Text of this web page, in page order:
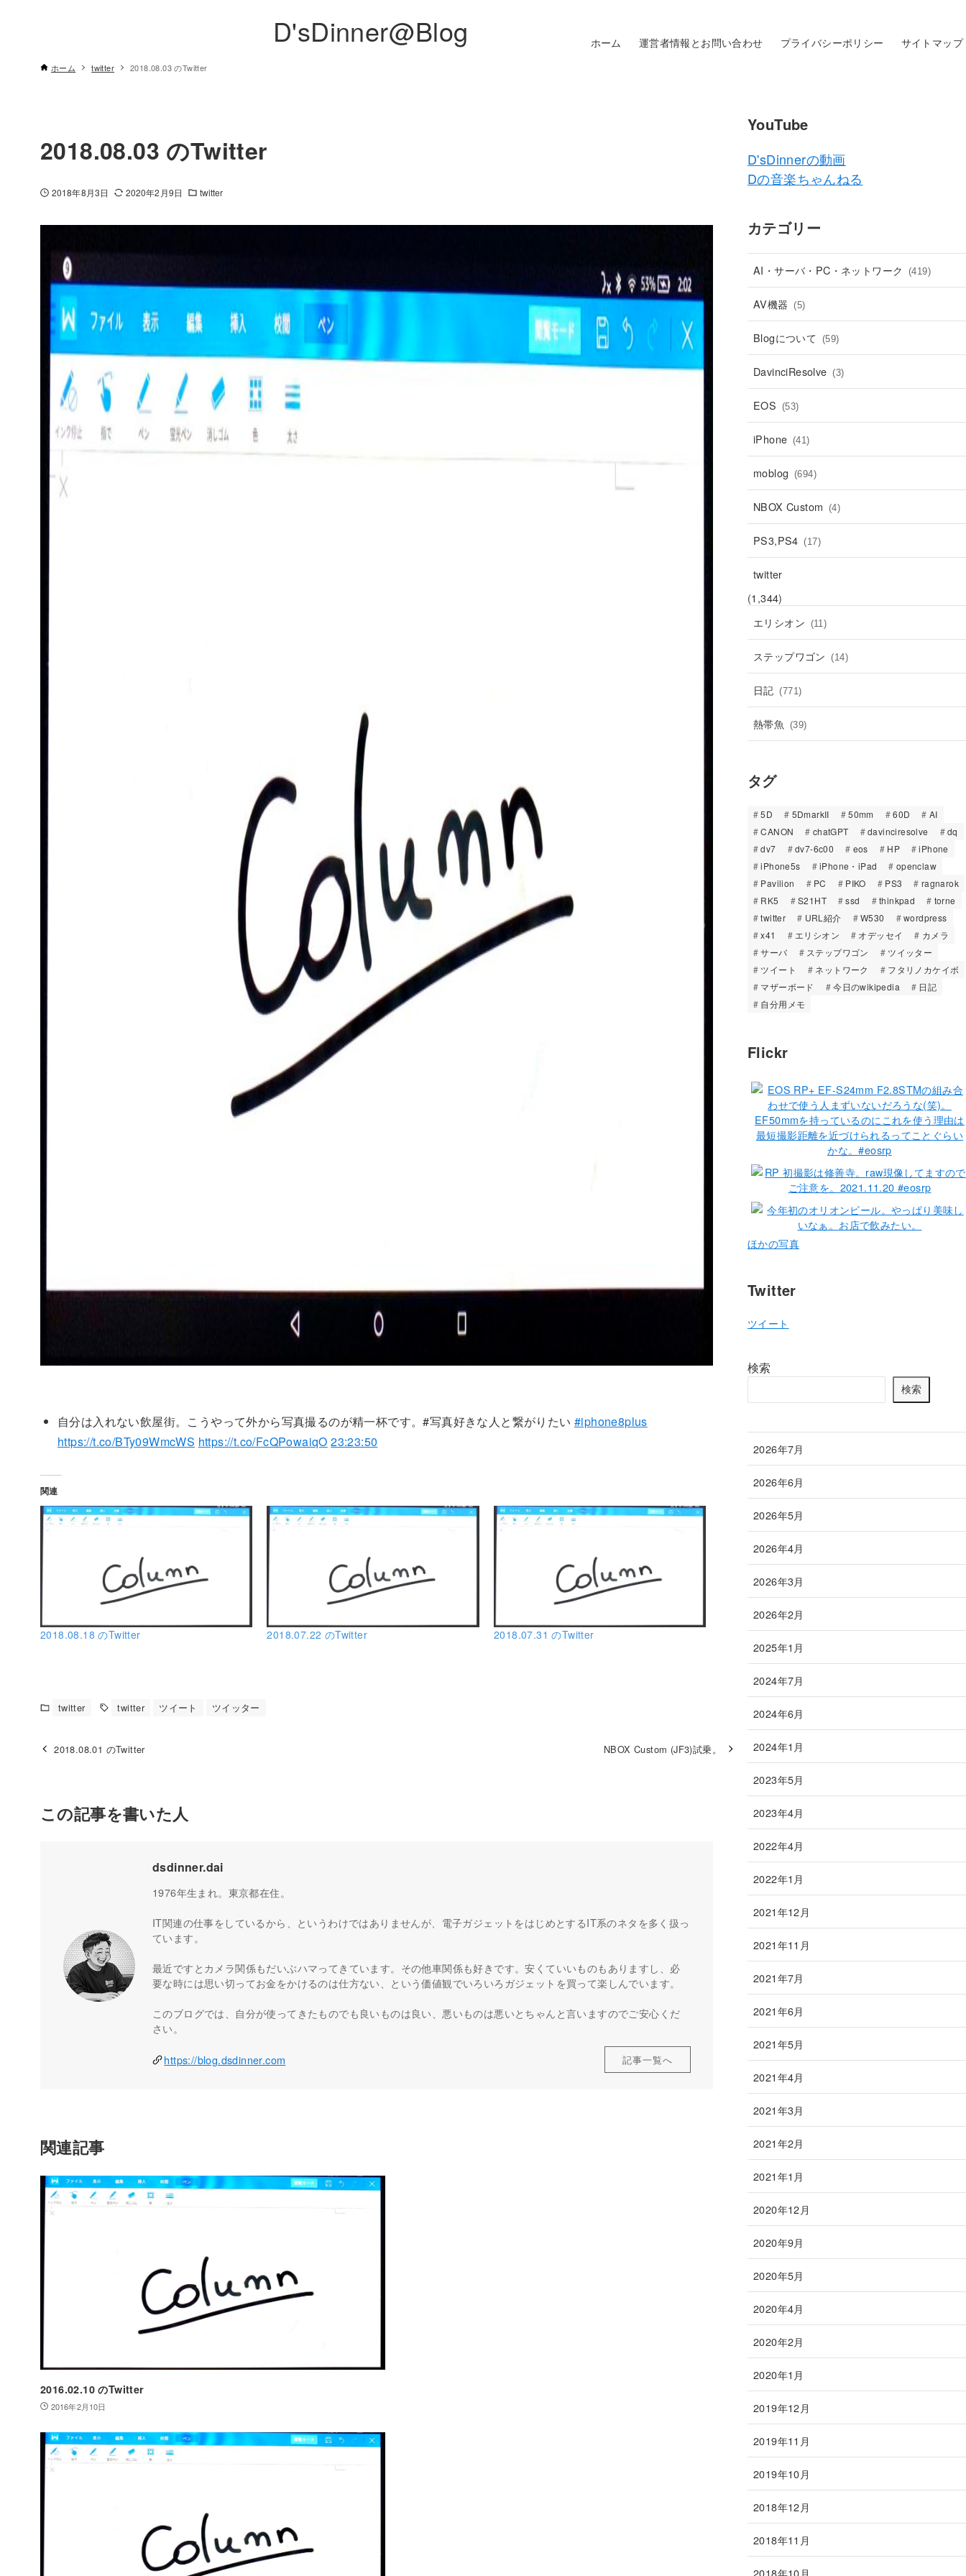
D'sDinner@Blog ホーム 運営者情報とお問い合わせ プライバシーポリシー サイトマップ
ホーム twitter 2018.08.03 のTwitter
2018.08.03 のTwitter
2018年8月3日 2020年2月9日 twitter
自分は入れない飲屋街。こうやって外から写真撮るのが精一杯です。#写真好きな人と繋がりたい#iphone8plus
https://t.co/BTy09WmcWS https://t.co/FcQPowaiqO 23:23:50
関連
2018.08.18 のTwitter 2018.07.22 のTwitter 2018.07.31 のTwitter
twitter twitter ツイート ツイッター
2018.08.01 のTwitter NBOX Custom (JF3)試乗。
この記事を書いた人
dsdinner.dai
1976年生まれ。東京都在住。
IT関連の仕事をしているから、というわけではありませんが、電子ガジェットをはじめとするIT系のネタを多く扱っ
ています。
最近ですとカメラ関係もだいぶハマってきています。その他車関係も好きです。安くていいものもありますし、必
要な時には思い切ってお金をかけるのは仕方ない、という価値観でいろいろガジェットを買って楽しんでいます。
このブログでは、自分が使ってきたものでも良いものは良い、悪いものは悪いとちゃんと言いますのでご安心くだ
さい。
https://blog.dsdinner.com 記事一覧へ
関連記事
2016.02.10 のTwitter
2016年2月10日
YouTube
D'sDinnerの動画
Dの音楽ちゃんねる
カテゴリー
AI・サーバ・PC・ネットワーク (419)
AV機器 (5)
Blogについて (59)
DavinciResolve (3)
EOS (53)
iPhone (41)
moblog (694)
NBOX Custom (4)
PS3,PS4 (17)
twitter
(1,344)
エリシオン (11)
ステップワゴン (14)
日記 (771)
熱帯魚 (39)
タグ
5D 5DmarkII 50mm 60D
AI
CANON
chatGPT davinciresolve
dq
dv7
dv7-6c00 eos HP
iPhone
iPhone5s
iPhone・iPad
openclaw
Pavilion
PC PIKO PS3
ragnarok
RK5
S21HT ssd thinkpad
torne
twitter
URL紹介 W530
wordpress
x41
エリシオン オデッセイ
カメラ
サーバ
ステップワゴン
ツイッター
ツイート
ネットワーク
フタリノカケイボ
マザーボード
今日のwikipedia
日記
自分用メモ
Flickr
ほかの写真
Twitter
ツイート
検索
検索
2026年7月
2026年6月
2026年5月
2026年4月
2026年3月
2026年2月
2025年1月
2024年7月
2024年6月
2024年1月
2023年5月
2023年4月
2022年4月
2022年1月
2021年12月
2021年11月
2021年7月
2021年6月
2021年5月
2021年4月
2021年3月
2021年2月
2021年1月
2020年12月
2020年9月
2020年5月
2020年4月
2020年2月
2020年1月
2019年12月
2019年11月
2019年10月
2018年12月
2018年11月
2018年10月